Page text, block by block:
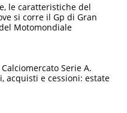
le caratteristiche del
si corre il Gp di Gran
Motomondiale
Serie A.
acquisti e cessioni: estate